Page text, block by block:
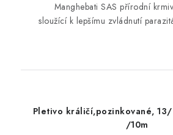
Manghebati SAS přírodní
sloužící k lepšímu zvládnutí
Pletivo králičí,pozinkované, 13/
/10m